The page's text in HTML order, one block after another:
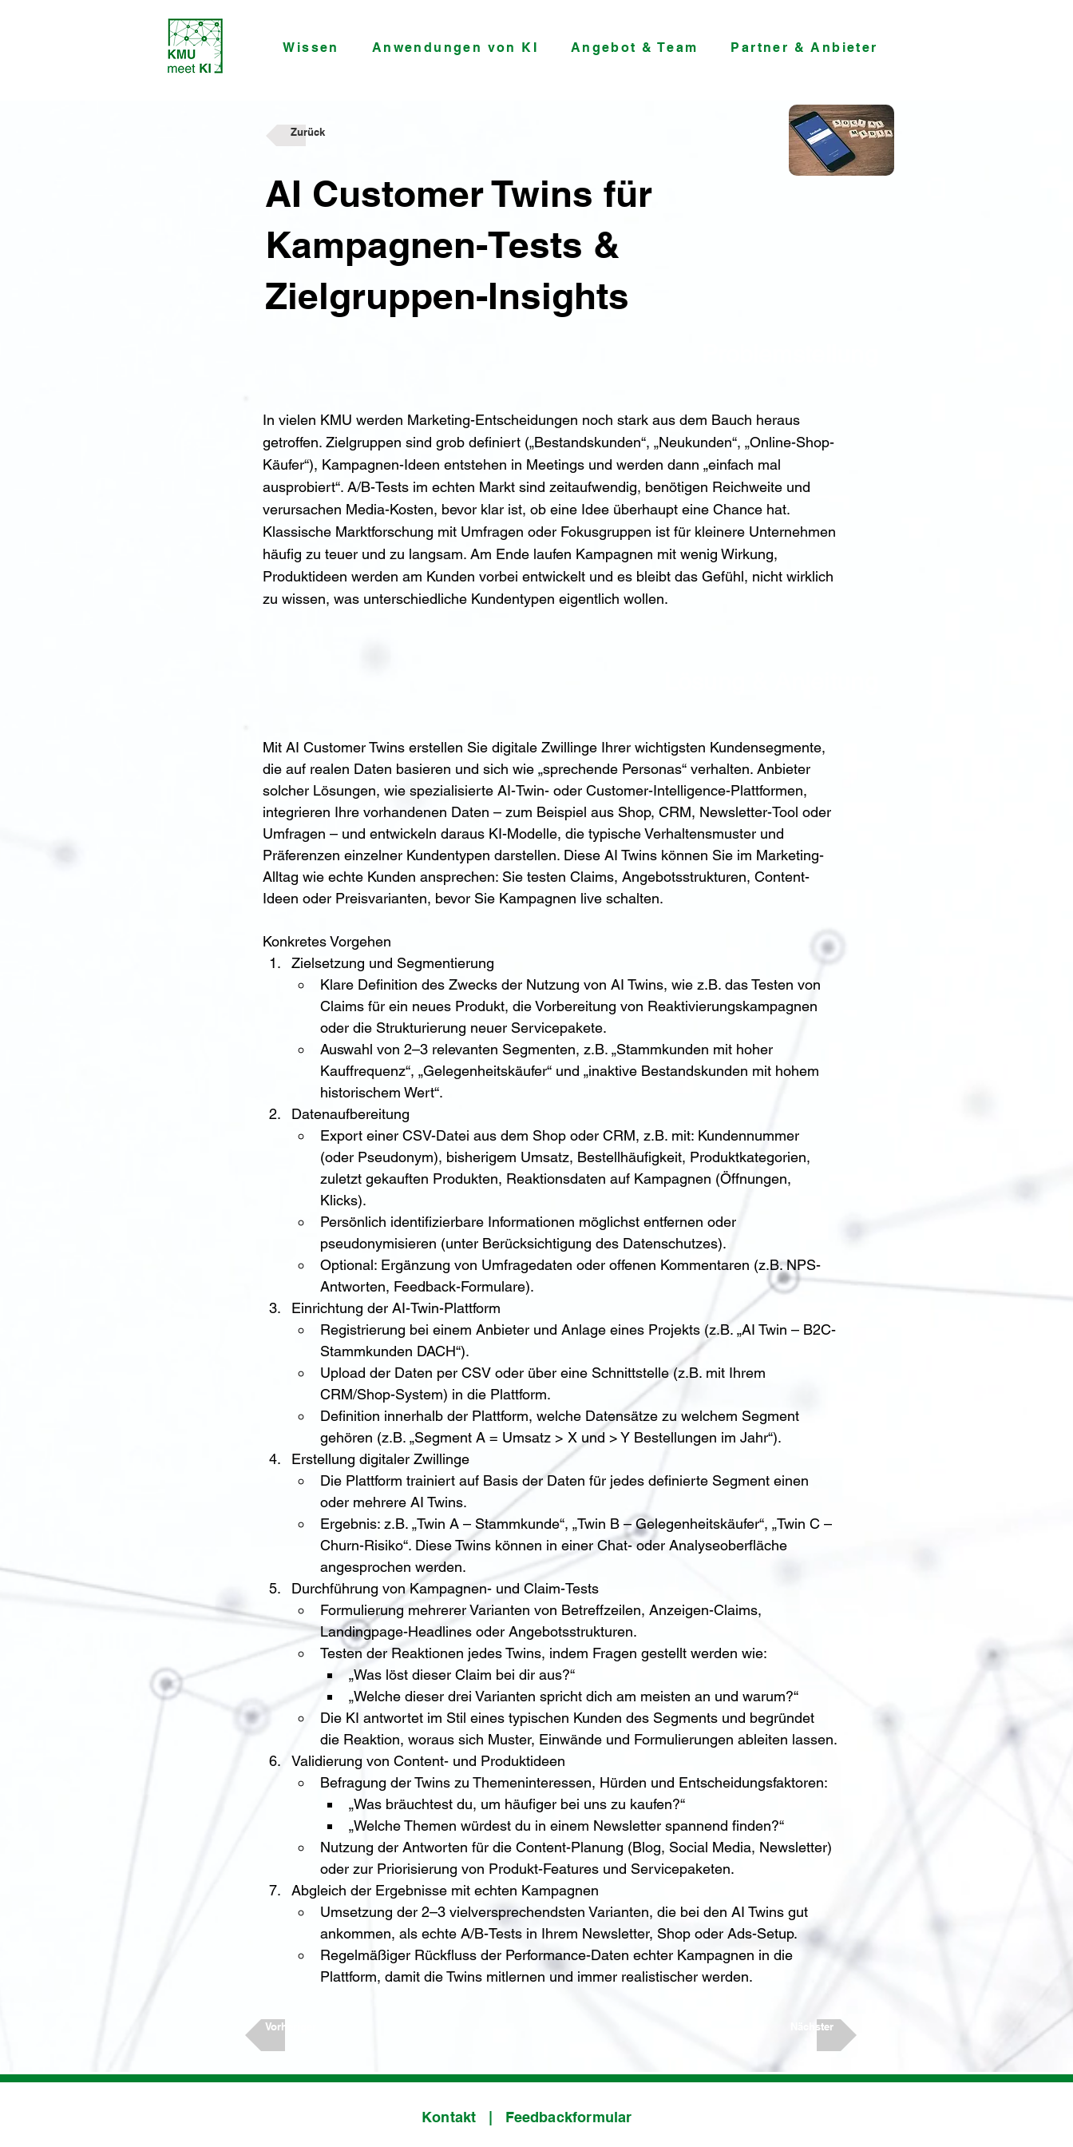
Wissen Anwendungen von KI Angebot & Team Partner & Anbieter
Zurück
AI Customer Twins für
Kampagnen-Tests &
Zielgruppen-Insights
In vielen KMU werden Marketing-Entscheidungen noch stark aus dem Bauch heraus
getroffen. Zielgruppen sind grob definiert („Bestandskunden“, „Neukunden“, „Online-Shop-
Käufer“), Kampagnen-Ideen entstehen in Meetings und werden dann „einfach mal
ausprobiert“. A/B-Tests im echten Markt sind zeitaufwendig, benötigen Reichweite und
verursachen Media-Kosten, bevor klar ist, ob eine Idee überhaupt eine Chance hat.
Klassische Marktforschung mit Umfragen oder Fokusgruppen ist für kleinere Unternehmen
häufig zu teuer und zu langsam. Am Ende laufen Kampagnen mit wenig Wirkung,
Produktideen werden am Kunden vorbei entwickelt und es bleibt das Gefühl, nicht wirklich
zu wissen, was unterschiedliche Kundentypen eigentlich wollen.
Mit AI Customer Twins erstellen Sie digitale Zwillinge Ihrer wichtigsten Kundensegmente,
die auf realen Daten basieren und sich wie „sprechende Personas“ verhalten. Anbieter
solcher Lösungen, wie spezialisierte AI-Twin- oder Customer-Intelligence-Plattformen,
integrieren Ihre vorhandenen Daten – zum Beispiel aus Shop, CRM, Newsletter-Tool oder
Umfragen – und entwickeln daraus KI-Modelle, die typische Verhaltensmuster und
Präferenzen einzelner Kundentypen darstellen. Diese AI Twins können Sie im Marketing-
Alltag wie echte Kunden ansprechen: Sie testen Claims, Angebotsstrukturen, Content-
Ideen oder Preisvarianten, bevor Sie Kampagnen live schalten.
Konkretes Vorgehen
Zielsetzung und Segmentierung
Klare Definition des Zwecks der Nutzung von AI Twins, wie z.B. das Testen von
Claims für ein neues Produkt, die Vorbereitung von Reaktivierungskampagnen
oder die Strukturierung neuer Servicepakete.
Auswahl von 2–3 relevanten Segmenten, z.B. „Stammkunden mit hoher
Kauffrequenz“, „Gelegenheitskäufer“ und „inaktive Bestandskunden mit hohem
historischem Wert“.
Datenaufbereitung
Export einer CSV-Datei aus dem Shop oder CRM, z.B. mit: Kundennummer
(oder Pseudonym), bisherigem Umsatz, Bestellhäufigkeit, Produktkategorien,
zuletzt gekauften Produkten, Reaktionsdaten auf Kampagnen (Öffnungen,
Klicks).
Persönlich identifizierbare Informationen möglichst entfernen oder
pseudonymisieren (unter Berücksichtigung des Datenschutzes).
Optional: Ergänzung von Umfragedaten oder offenen Kommentaren (z.B. NPS-
Antworten, Feedback-Formulare).
Einrichtung der AI-Twin-Plattform
Registrierung bei einem Anbieter und Anlage eines Projekts (z.B. „AI Twin – B2C-
Stammkunden DACH“).
Upload der Daten per CSV oder über eine Schnittstelle (z.B. mit Ihrem
CRM/Shop-System) in die Plattform.
Definition innerhalb der Plattform, welche Datensätze zu welchem Segment
gehören (z.B. „Segment A = Umsatz > X und > Y Bestellungen im Jahr“).
Erstellung digitaler Zwillinge
Die Plattform trainiert auf Basis der Daten für jedes definierte Segment einen
oder mehrere AI Twins.
Ergebnis: z.B. „Twin A – Stammkunde“, „Twin B – Gelegenheitskäufer“, „Twin C –
Churn-Risiko“. Diese Twins können in einer Chat- oder Analyseoberfläche
angesprochen werden.
Durchführung von Kampagnen- und Claim-Tests
Formulierung mehrerer Varianten von Betreffzeilen, Anzeigen-Claims,
Landingpage-Headlines oder Angebotsstrukturen.
Testen der Reaktionen jedes Twins, indem Fragen gestellt werden wie:
„Was löst dieser Claim bei dir aus?“
„Welche dieser drei Varianten spricht dich am meisten an und warum?“
Die KI antwortet im Stil eines typischen Kunden des Segments und begründet
die Reaktion, woraus sich Muster, Einwände und Formulierungen ableiten lassen.
Validierung von Content- und Produktideen
Befragung der Twins zu Themeninteressen, Hürden und Entscheidungsfaktoren:
„Was bräuchtest du, um häufiger bei uns zu kaufen?“
„Welche Themen würdest du in einem Newsletter spannend finden?“
Nutzung der Antworten für die Content-Planung (Blog, Social Media, Newsletter)
oder zur Priorisierung von Produkt-Features und Servicepaketen.
Abgleich der Ergebnisse mit echten Kampagnen
Umsetzung der 2–3 vielversprechendsten Varianten, die bei den AI Twins gut
ankommen, als echte A/B-Tests in Ihrem Newsletter, Shop oder Ads-Setup.
Regelmäßiger Rückfluss der Performance-Daten echter Kampagnen in die
Plattform, damit die Twins mitlernen und immer realistischer werden.
Vorheriger Nächster
Kontakt Feedbackformular